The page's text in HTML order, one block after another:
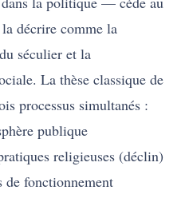
décrire comme la
séculier et la
La thèse classique de
processus simultanés :
publique
religieuses (déclin)
de fonctionnement